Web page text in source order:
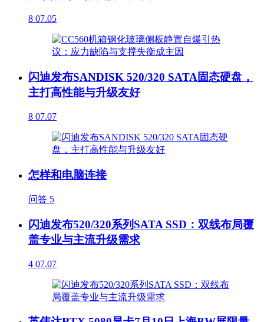
8 07.05
闪迪发布SANDISK 520/320 SATA固态硬盘，
主打高性能与升级友好
8 07.07
怎样和电脑连接
问答 5
闪迪发布520/320系列SATA SSD：双线布局覆
盖专业与主流升级需求
4 07.07